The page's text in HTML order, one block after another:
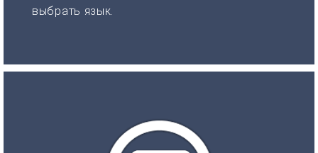
выбрать язык.